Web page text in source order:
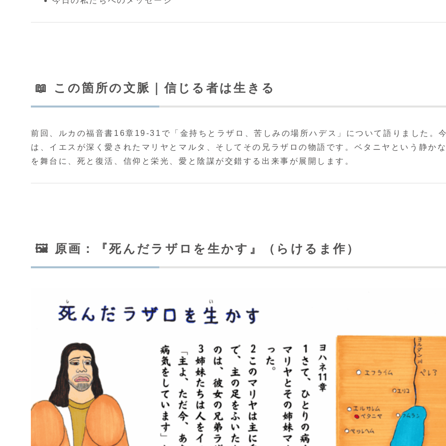
📖 この箇所の文脈｜信じる者は生きる
前回、ルカの福音書16章19-31で「金持ちとラザロ、苦しみの場所ハデス」について語りました。
は、イエスが深く愛されたマリヤとマルタ、そしてその兄ラザロの物語です。ベタニヤという静か
を舞台に、死と復活、信仰と栄光、愛と陰謀が交錯する出来事が展開します。
🖼️ 原画：『死んだラザロを生かす』（らけるま作）